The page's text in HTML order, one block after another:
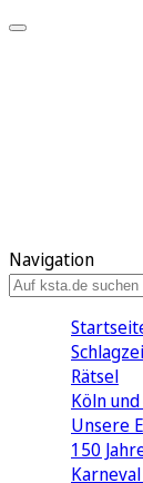
Navigation
Rätsel
Köln
Unsere
150